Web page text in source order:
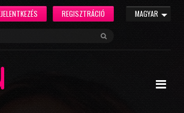
MAGYAR
REGISZTRÁCIÓ